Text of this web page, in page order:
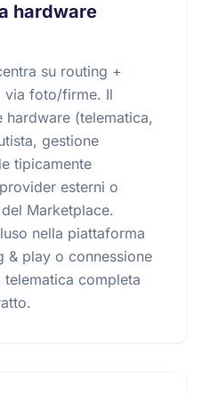
hardware
su routing +
via foto/firme. Il
(telematica,
gestione
tipicamente
esterni o
Marketplace.
nella piattaforma
& play o connessione
completa